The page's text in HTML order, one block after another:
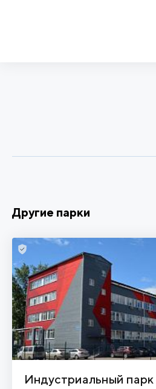
Другие парки
Индустриальный